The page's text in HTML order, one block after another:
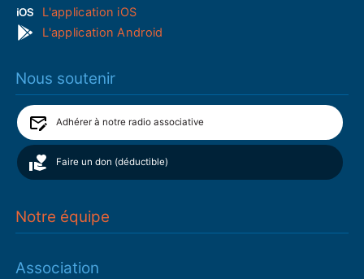
L'application iOS
L'application Android
Nous soutenir
Adhérer à notre radio associative
Faire un don (déductible)
Notre équipe
Association